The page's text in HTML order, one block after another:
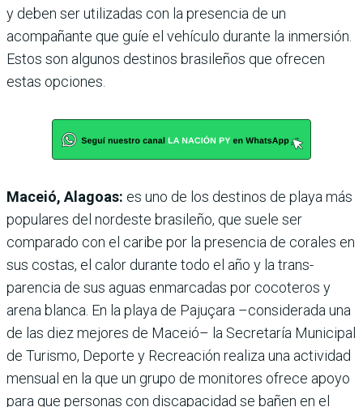
y deben ser utilizadas con la presencia de un
acompañante que guíe el vehículo durante la inmersión.
Estos son algu­nos destinos brasileños que ofrecen
estas opciones.
Maceió, Alagoas: es uno de los destinos de playa más
popu­lares del nordeste brasileño, que suele ser
comparado con el caribe por la presencia de corales en
sus costas, el calor durante todo el año y la trans­
parencia de sus aguas enmar­cadas por cocoteros y
arena blanca. En la playa de Pajuçara –considerada una
de las diez mejores de Maceió– la Secre­taría Municipal
de Turismo, Deporte y Recreación realiza una actividad
mensual en la que un grupo de monitores ofrece apoyo
para que perso­nas con discapacidad se bañen en el